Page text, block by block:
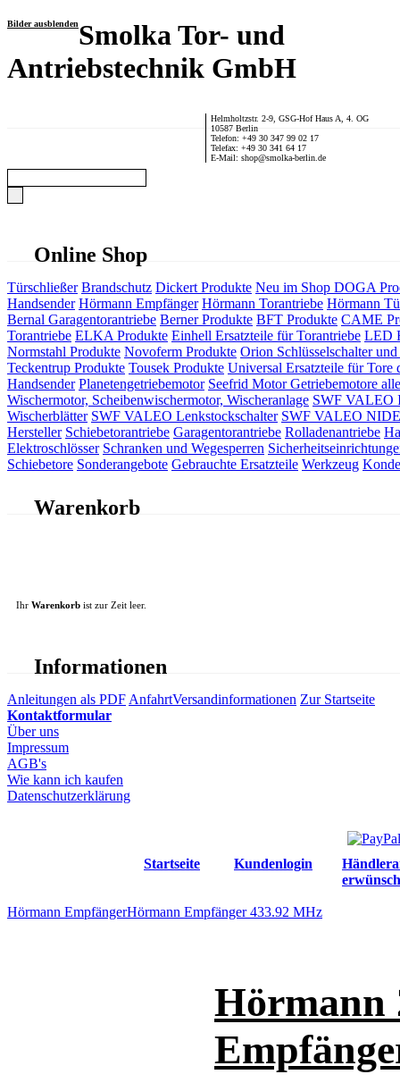
Bilder ausblendenSmolka Tor- und
Antriebstechnik GmbH
Helmholtzstr. 2-9, GSG-Hof Haus A, 4. OG
10587 Berlin
Telefon: +49 30 347 99 02 17
Telefax: +49 30 341 64 17
E-Mail: shop@smolka-berlin.de
Online Shop
Türschließer Brandschutz Dickert Produkte Neu im Shop DOGA
Handsender Hörmann Empfänger Hörmann Torantriebe Hörmann
Bernal Garagentorantriebe Berner Produkte BFT Produkte CAME
Torantriebe ELKA Produkte Einhell Ersatzteile für Torantriebe LED
Normstahl Produkte Novoferm Produkte Orion Schlüsselschalter und
Teckentrup Produkte Tousek Produkte Universal Ersatzteile für Tore
Handsender Planetengetriebemotor Seefrid Motor Getriebemotore
Wischermotor, Scheibenwischermotor, Wischeranlage SWF VALEO
Wischerblätter SWF VALEO Lenkstockschalter SWF VALEO
Hersteller Schiebetorantriebe Garagentorantriebe Rolladenantriebe
Elektroschlösser Schranken und Wegesperren
Schiebetore Sonderangebote Gebrauchte Ersatzteile Werkzeug
Warenkorb
Ihr Warenkorb ist zur Zeit leer.
Informationen
Anleitungen als PDF AnfahrtVersandinformationen Zur Startseite
Kontaktformular
Über uns
Impressum
AGB's
Wie kann ich kaufen
Datenschutzerklärung
Startseite Kundenlogin
Hörmann EmpfängerHörmann Empfänger 433.92 MHz
Hörmann